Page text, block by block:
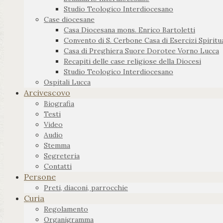
Studio Teologico Interdiocesano
Case diocesane
Casa Diocesana mons. Enrico Bartoletti
Convento di S. Cerbone Casa di Esercizi
Casa di Preghiera Suore Dorotee Vorno Lucca
Recapiti delle case religiose della Diocesi
Studio Teologico Interdiocesano
Ospitali Lucca
Arcivescovo
Biografia
Testi
Video
Audio
Stemma
Segreteria
Contatti
Persone
Preti, diaconi, parrocchie
Curia
Regolamento
Organigramma